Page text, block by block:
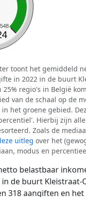
toont het gemiddeld
in 2022 in de buurt
25% regio's in België
van de schaal op de
het groene gebied.
Hierbij zijn
Zoals de
uitleg over het
modus en
belastbaar
de buurt Kleistraat-
318 aangiften en